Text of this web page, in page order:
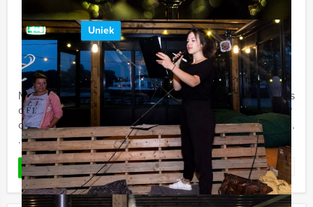
Crazy Brunch Ede
Uniek
Vanaf€ 52,50 p.p. excl. BTW
Vanaf 12 personen ‐ 4 uur en 30 minuten
Met Crazy Brunch in Ede gaat u met Holland Tour Guides
op drie verschillende locaties lekker eten en tussendoor
ook nog leuke hilarische Crazy 88 opdrachten uitvoeren.
...
LEES MEER Favoriet